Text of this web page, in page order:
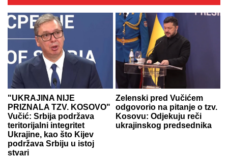
"UKRAJINA NIJE
PRIZNALA TZV. KOSOVO"
Vučić: Srbija podržava
teritorijalni integritet
Ukrajine, kao što Kijev
podržava Srbiju u istoj
stvari
Zelenski pred Vučićem
odgovorio na pitanje o tzv.
Kosovu: Odjekuju reči
ukrajinskog predsednika